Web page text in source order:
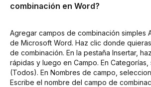
combinación en Word?
Agregar campos de combinación simples
de Microsoft Word. Haz clic donde
de combinación. En la pestaña Insertar,
rápidas y luego en Campo. En
(Todos). En Nombres de campo,
Escribe el nombre del campo de